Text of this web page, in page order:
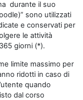
durante il suo
sono utilizzati
e conservati per
le attività
giorni (*).
limite massimo per
ridotti in caso di
quando
dal corso